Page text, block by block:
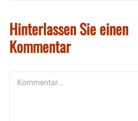
Hinterlassen Sie einen
Kommentar